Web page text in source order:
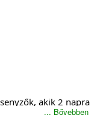
akik 2 napra
... Bővebben